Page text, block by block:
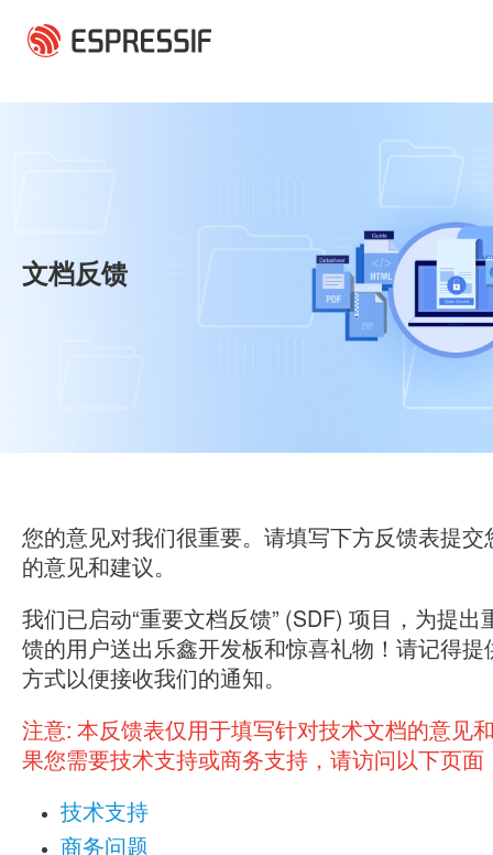
文档反馈
您的意见对我们很重要。请填写下方反馈表提交
的意见和建议。
我们已启动“重要文档反馈” (SDF) 项目，为提出
馈的用户送出乐鑫开发板和惊喜礼物！请记得提
方式以便接收我们的通知。
注意: 本反馈表仅用于填写针对技术文档的意见
果您需要技术支持或商务支持，请访问以下页面
技术支持
商务问题